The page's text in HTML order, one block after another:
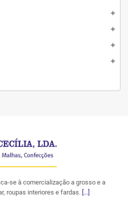
se à comercialização a grosso e a
roupas interiores e fardas. [...]